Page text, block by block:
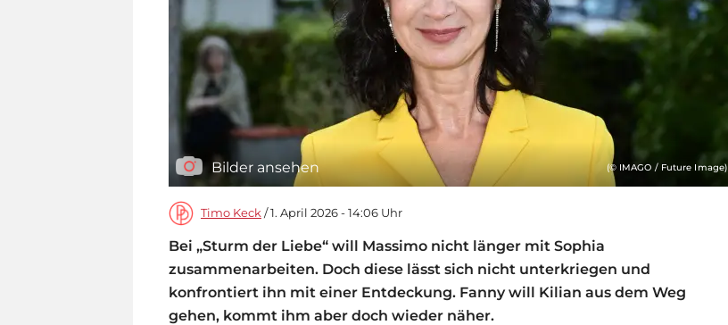
Bilder ansehen (© IMAGO / Future Image)
Timo Keck / 1. April 2026 - 14:06 Uhr
Bei „Sturm der Liebe“ will Massimo nicht länger mit Sophia
zusammenarbeiten. Doch diese lässt sich nicht unterkriegen und
konfrontiert ihn mit einer Entdeckung. Fanny will Kilian aus dem Weg
gehen, kommt ihm aber doch wieder näher.